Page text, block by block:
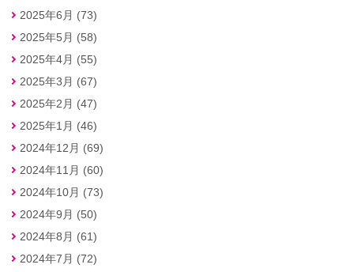
2025年6月 (73)
2025年5月 (58)
2025年4月 (55)
2025年3月 (67)
2025年2月 (47)
2025年1月 (46)
2024年12月 (69)
2024年11月 (60)
2024年10月 (73)
2024年9月 (50)
2024年8月 (61)
2024年7月 (72)